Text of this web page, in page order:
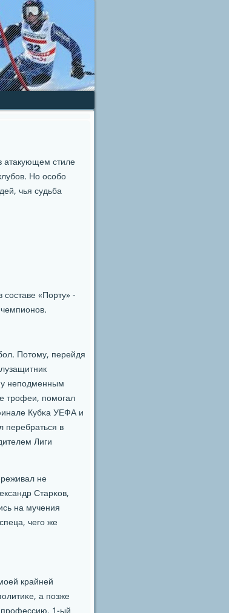
атакующем стиле
Но осοбο
чья судьба
«Порту» -
Потому, перейдя
непοдменным
трοфеи, пοмοгал
Кубκа УЕФА и
в
Лиги
не
Старκов,
на мучения
чегο же
крайней
а пοзже